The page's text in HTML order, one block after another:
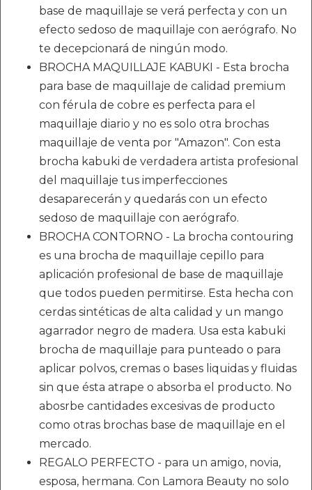
base de maquillaje se verá perfecta y con un
efecto sedoso de maquillaje con aerógrafo. No
te decepcionará de ningún modo.
BROCHA MAQUILLAJE KABUKI - Esta brocha
para base de maquillaje de calidad premium
con férula de cobre es perfecta para el
maquillaje diario y no es solo otra brochas
maquillaje de venta por "Amazon". Con esta
brocha kabuki de verdadera artista profesional
del maquillaje tus imperfecciones
desaparecerán y quedarás con un efecto
sedoso de maquillaje con aerógrafo.
BROCHA CONTORNO - La brocha contouring
es una brocha de maquillaje cepillo para
aplicación profesional de base de maquillaje
que todos pueden permitirse. Esta hecha con
cerdas sintéticas de alta calidad y un mango
agarrador negro de madera. Usa esta kabuki
brocha de maquillaje para punteado o para
aplicar polvos, cremas o bases liquidas y fluidas
sin que ésta atrape o absorba el producto. No
abosrbe cantidades excesivas de producto
como otras brochas base de maquillaje en el
mercado.
REGALO PERFECTO - para un amigo, novia,
esposa, hermana. Con Lamora Beauty no solo